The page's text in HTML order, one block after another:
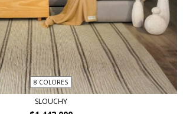
8 COLORES
SLOUCHY